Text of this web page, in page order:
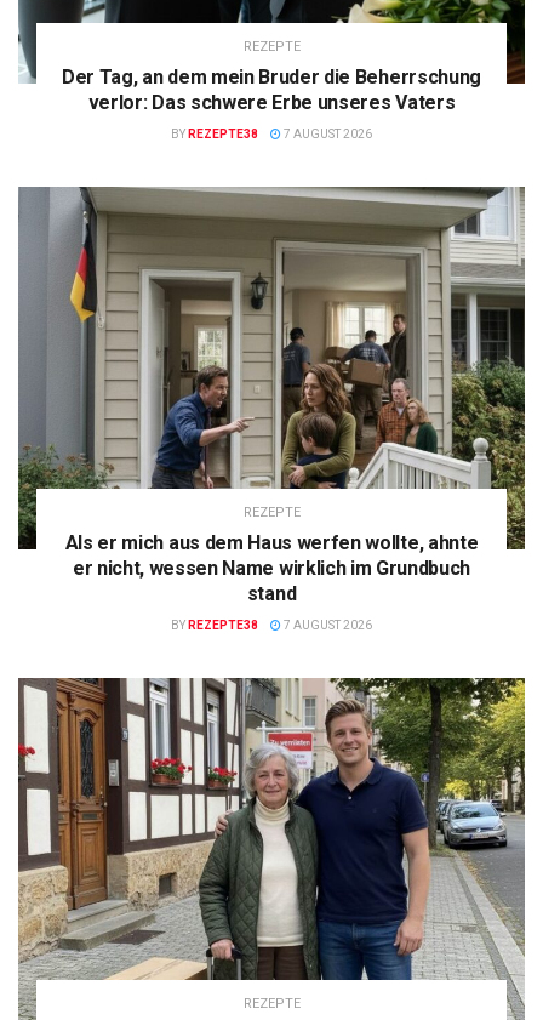
REZEPTE
Der Tag, an dem mein Bruder die Beherrschung
verlor: Das schwere Erbe unseres Vaters
BY REZEPTE38 7 AUGUST 2026
REZEPTE
Als er mich aus dem Haus werfen wollte, ahnte
er nicht, wessen Name wirklich im Grundbuch
stand
BY REZEPTE38 7 AUGUST 2026
REZEPTE